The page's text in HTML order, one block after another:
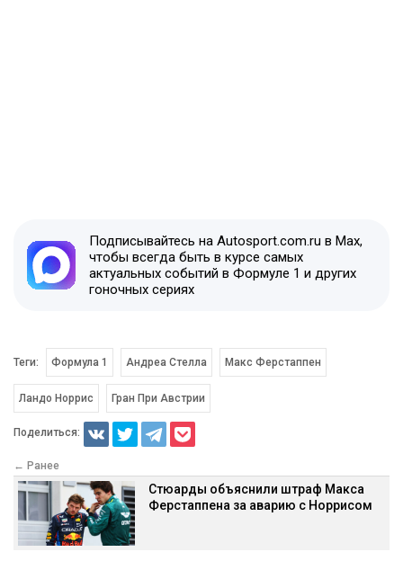
Подписывайтесь на Autosport.com.ru в Max,
чтобы всегда быть в курсе самых
актуальных событий в Формуле 1 и других
гоночных сериях
Теги: Формула 1 Андреа Стелла Макс Ферстаппен
Ландо Норрис Гран При Австрии
Поделиться:
← Ранее
Стюарды объяснили штраф Макса
Ферстаппена за аварию с Норрисом